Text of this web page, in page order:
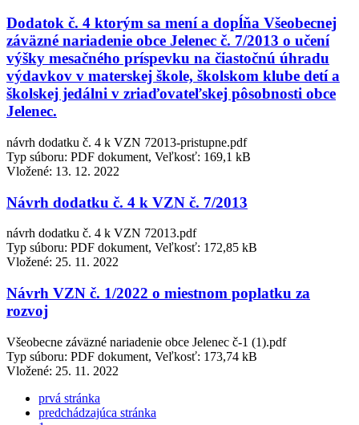
Dodatok č. 4 ktorým sa mení a dopĺňa Všeobecnej
záväzné nariadenie obce Jelenec č. 7/2013 o učení
výšky mesačného príspevku na čiastočnú úhradu
výdavkov v materskej škole, školskom klube detí a
školskej jedálni v zriaďovateľskej pôsobnosti obce
Jelenec.
návrh dodatku č. 4 k VZN 72013-pristupne.pdf
Typ súboru: PDF dokument, Veľkosť: 169,1 kB
Vložené: 13. 12. 2022
Návrh dodatku č. 4 k VZN č. 7/2013
návrh dodatku č. 4 k VZN 72013.pdf
Typ súboru: PDF dokument, Veľkosť: 172,85 kB
Vložené: 25. 11. 2022
Návrh VZN č. 1/2022 o miestnom poplatku za
rozvoj
Všeobecne záväzné nariadenie obce Jelenec č-1 (1).pdf
Typ súboru: PDF dokument, Veľkosť: 173,74 kB
Vložené: 25. 11. 2022
prvá stránka
predchádzajúca stránka